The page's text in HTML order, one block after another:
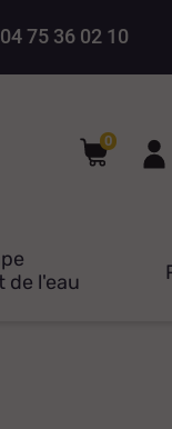
04 75 36 02 10
0
de l'eau